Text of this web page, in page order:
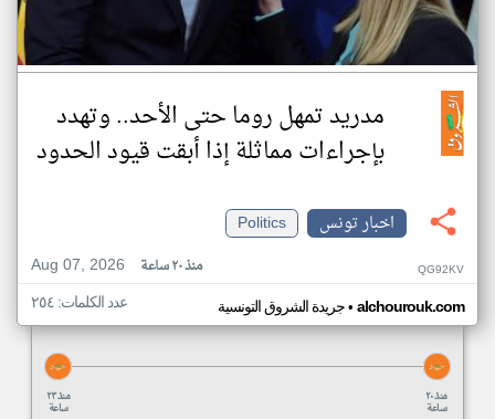
مدريد تمهل روما حتى الأحد.. وتهدد
بإجراءات مماثلة إذا أبقت قيود الحدود
اخبار تونس
Politics
Aug 07, 2026
منذ ٢٠ ساعة QG92KV
جريدة الشروق التونسية• alchourouk.com عدد الكلمات: ٢٥٤
منذ ٢٣
ساعة
منذ ٢٠
ساعة